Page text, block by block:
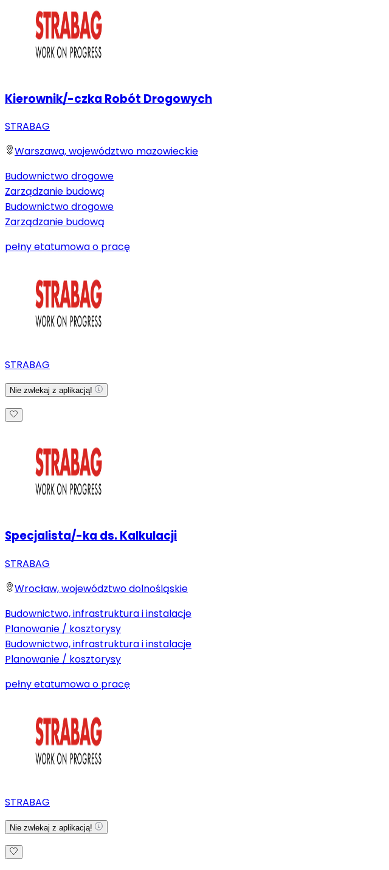
Kierownik/-czka Robót Drogowych
STRABAG
Warszawa, województwo mazowieckie
Budownictwo drogowe
Zarządzanie budową
Budownictwo drogowe
Zarządzanie budową
pełny etatumowa o pracę
STRABAG
Nie zwlekaj z aplikacją!
Specjalista/-ka ds. Kalkulacji
STRABAG
Wrocław, województwo dolnośląskie
Budownictwo, infrastruktura i instalacje
Planowanie / kosztorysy
Budownictwo, infrastruktura i instalacje
Planowanie / kosztorysy
pełny etatumowa o pracę
STRABAG
Nie zwlekaj z aplikacją!